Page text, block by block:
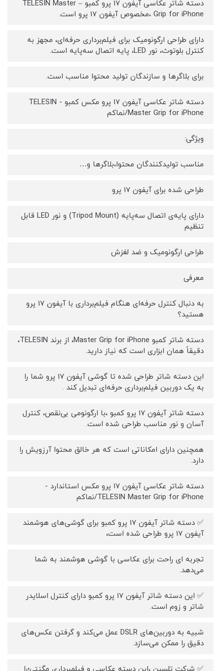
دسته شاتر عکاسی آیفون 17 پرو کمبو – TELESIN Master
Grip for iPhone ،مخصوص آیفون 17 پرو است.
دارای طراحی ارگونومیک برای فیلم‌برداری حرفه‌ای، مجهز به
کنترل بلوتوث، نور LED، پایه اتصال سه‌پایه است.
برای بلاگرها و سازندگان تولید محتوا مناسب است.
دسته شاتر عکاسی آیفون 17 پرو مکس کمبو - TELESIN
Master Grip for iPhone/نماکم
ویژگی:
مناسب تولیدکنندگان محتوا،بلاگرها و…
طراحی شده برای آیفون 17 پرو
دارای پایه‌ی اتصال سه‌پایه (Tripod Mount) و نور LED قابل
تنظیم
طراحی ارگونومیک و ضد لغزش
معرفی
به دنبال کنترل حرفه‌ای هنگام فیلم‌برداری با آیفون 17 پرو
هستید؟
دسته شاتر کمبو Master Grip for iPhone، از برند TELESIN،
دقیقاً همان ابزاری است که نیاز دارید.
این دسته شاتر طراحی شده تا گوشی آیفون 17 پرو شما را
به یک دوربین فیلم‌برداری حرفه‌ای تبدیل کند .
دسته شاتر آیفون 17 پرو کمبو ،با ارگونومی بی‌نقص، کنترل
آسان و نور مناسب طراحی شده است.
همچنین دارای امکاناتی است که هر خالق محتوا آرزویش را
دارد.
دسته شاتر عکاسی آیفون 17 پرو مکس استاندارد -
TELESIN Master Grip for iPhone/نماکم
✅ دسته شاتر آیفون 17 پرو کمبو برای گوشی‌های هوشمند
آیفون 17 پرو طراحی شده است،
تجربه ای راحت برای عکاسی با گوشی‌ هوشمند به شما
می‌دهد.
✅ این دسته شاتر آیفون 17 پرو کمبو دارای کنترل اسلایدر
شاتر و زوم است.
شبیه به دوربین‌های DSLR عمل می‌کند و گرفتن عکس‌های
دقیق را ممکن می‌سازد.